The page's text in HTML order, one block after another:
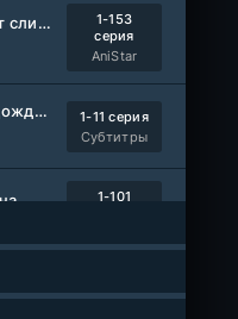
Мой Старший Брат слишком стабилен
1-153
серия
AniStar
Эй, режиссёр, подождите!
1-11 серия
Субтитры
1-101
1-8 серия